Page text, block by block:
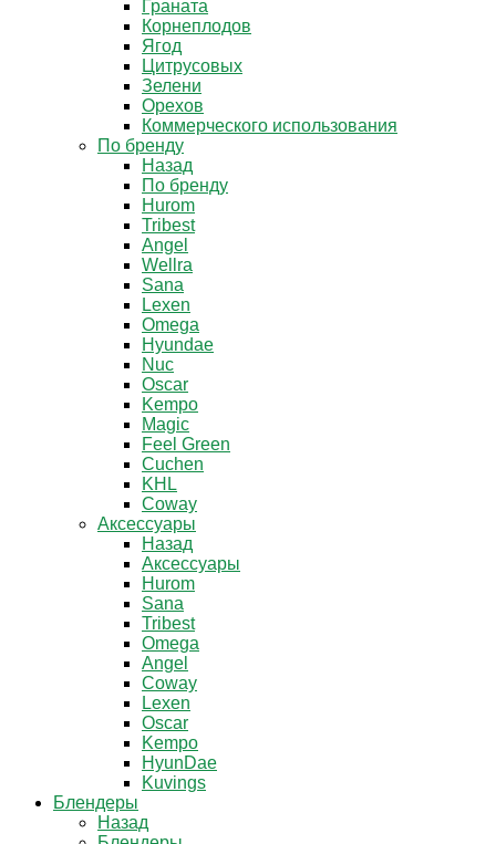
Граната
Корнеплодов
Ягод
Цитрусовых
Зелени
Орехов
Коммерческого использования
По бренду
Назад
По бренду
Hurom
Tribest
Angel
Wellra
Sana
Lexen
Omega
Hyundae
Nuc
Oscar
Kempo
Magic
Feel Green
Cuchen
KHL
Coway
Аксессуары
Назад
Аксессуары
Hurom
Sana
Tribest
Omega
Angel
Coway
Lexen
Oscar
Kempo
HyunDae
Kuvings
Блендеры
Назад